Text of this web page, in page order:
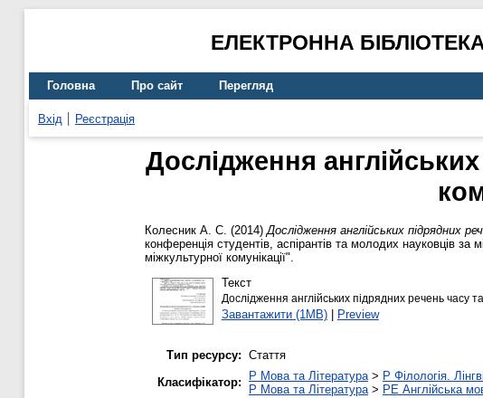
ЕЛЕКТРОННА
Головна Про сайт Перегляд
Вхід Реєстрація
Дослідження
Колесник А. С. (2014)Дослідження англійських підрядних
конференція студентів, аспірантів та молодих науковців за
міжкультурної комунікації".
Текст
Дослідження англійських підрядних речень часу
Завантажити (1MB)| Preview
Тип ресурсу: Стаття
Класифікатор:
P Мова та Література> P Філологія.
P Мова та Література> PE Англійська